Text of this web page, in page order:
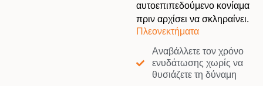
αυτοεπιπεδούμενο κονίαμα
πριν αρχίσει να σκληραίνει.
Πλεονεκτήματα
Αναβάλλετε τον χρόνο
ενυδάτωσης χωρίς να
θυσιάζετε τη δύναμη